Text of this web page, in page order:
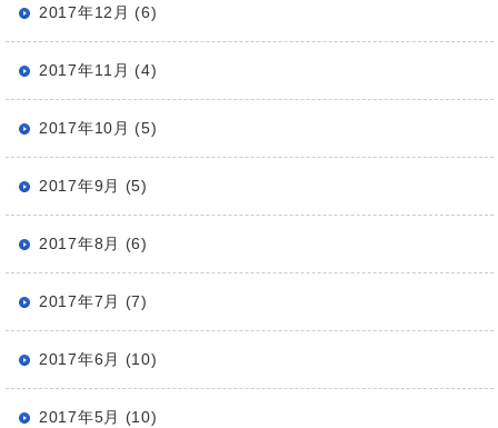
2017年12月 (6)
2017年11月 (4)
2017年10月 (5)
2017年9月 (5)
2017年8月 (6)
2017年7月 (7)
2017年6月 (10)
2017年5月 (10)